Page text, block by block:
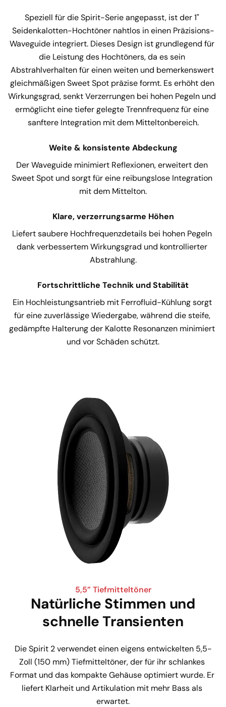
Speziell für die Spirit-Serie angepasst, ist der 1"
Seidenkalotten-Hochtöner nahtlos in einen Präzisions-
Waveguide integriert. Dieses Design ist grundlegend für
die Leistung des Hochtöners, da es sein
Abstrahlverhalten für einen weiten und bemerkenswert
gleichmäßigen Sweet Spot präzise formt. Es erhöht den
Wirkungsgrad, senkt Verzerrungen bei hohen Pegeln und
ermöglicht eine tiefer gelegte Trennfrequenz für eine
sanftere Integration mit dem Mitteltonbereich.
Weite & konsistente Abdeckung
Der Waveguide minimiert Reflexionen, erweitert den
Sweet Spot und sorgt für eine reibungslose Integration
mit dem Mittelton.
Klare, verzerrungsarme Höhen
Liefert saubere Hochfrequenzdetails bei hohen Pegeln
dank verbessertem Wirkungsgrad und kontrollierter
Abstrahlung.
Fortschrittliche Technik und Stabilität
Ein Hochleistungsantrieb mit Ferrofluid-Kühlung sorgt
für eine zuverlässige Wiedergabe, während die steife,
gedämpfte Halterung der Kalotte Resonanzen minimiert
und vor Schäden schützt.
5,5” Tiefmitteltöner
Natürliche Stimmen und
schnelle Transienten
Die Spirit 2 verwendet einen eigens entwickelten 5,5-
Zoll (150 mm) Tiefmitteltöner, der für ihr schlankes
Format und das kompakte Gehäuse optimiert wurde. Er
liefert Klarheit und Artikulation mit mehr Bass als
erwartet.